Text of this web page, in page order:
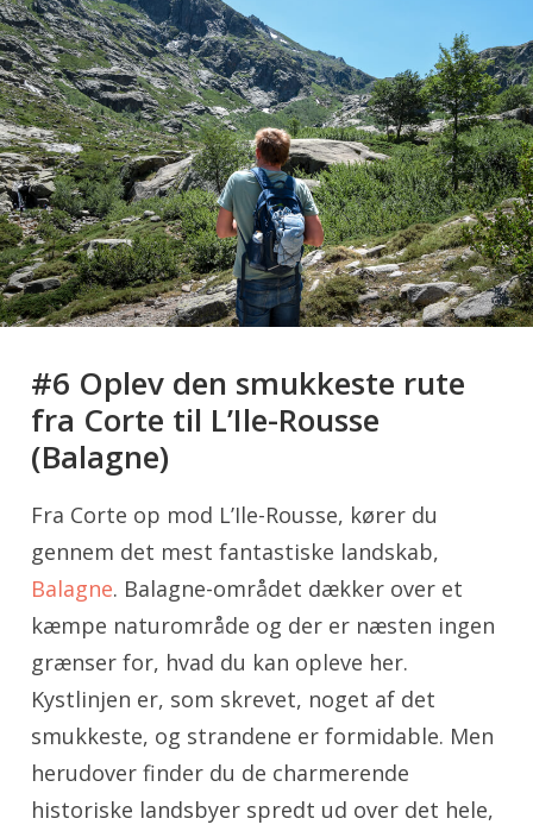
#6 Oplev den smukkeste rute
fra Corte til L’Ile-Rousse
(Balagne)
Fra Corte op mod L’Ile-Rousse, kører du
gennem det mest fantastiske landskab,
Balagne. Balagne-området dækker over et
kæmpe naturområde og der er næsten ingen
grænser for, hvad du kan opleve her.
Kystlinjen er, som skrevet, noget af det
smukkeste, og strandene er formidable. Men
herudover finder du de charmerende
historiske landsbyer spredt ud over det hele,